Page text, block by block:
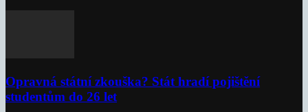
Opravná státní zkouška? Stát hradí pojištění
studentům do 26 let